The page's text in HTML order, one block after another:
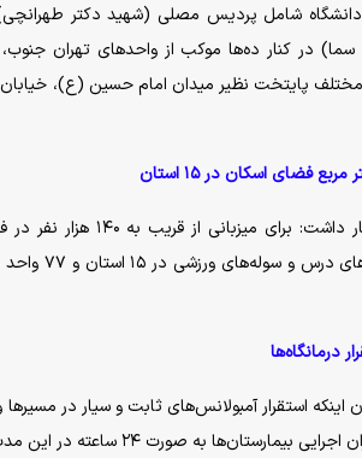
شامل پردیس مصلی (شهید دکتر
سما) در کنار ده‌ها موکب از واحدهای تهران
درمانگاه‌ها
به صورت ۲۴ ساعته در این مدت پاسخگو هستند.